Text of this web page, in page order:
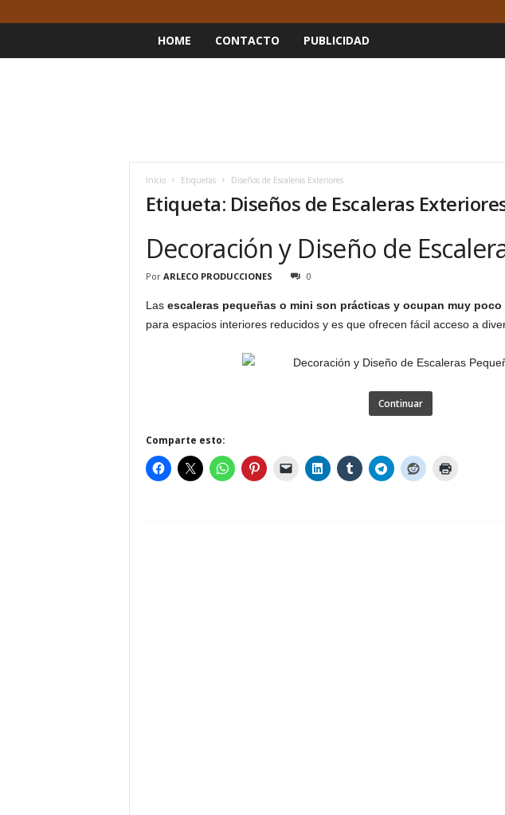
HOME CONTACTO PUBLICIDAD
Inicio Etiquetas Diseños de Escaleras Exteriores
Etiqueta: Diseños de Escaleras
Decoración y Diseño de
Por ARLECO PRODUCCIONES 0
Las escaleras pequeñas o mini son prácticas y ocupan muy poco
para espacios interiores reducidos y es que ofrecen fácil acceso a
Continuar
Comparte esto: